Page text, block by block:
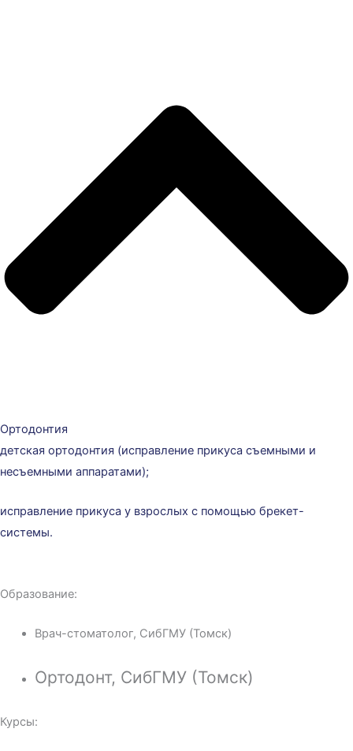
Ортодонтия
детская ортодонтия (исправление прикуса съемными и
несъемными аппаратами);
исправление прикуса у взрослых с помощью брекет-
системы.
Образование:
Врач-стоматолог, СибГМУ (Томск)
Ортодонт, СибГМУ (Томск)
Курсы: